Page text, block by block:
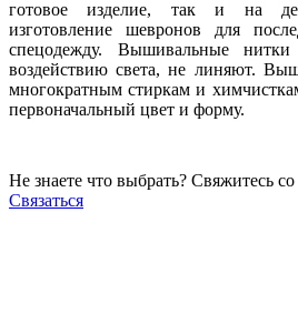
готовое изделие, так и на
изготовление шевронов для
спецодежду. Вышивальные
воздействию света, не линяют.
многократным стиркам и
первоначальный цвет и форму.
Не знаете что выбрать? Свяжитесь
Связаться